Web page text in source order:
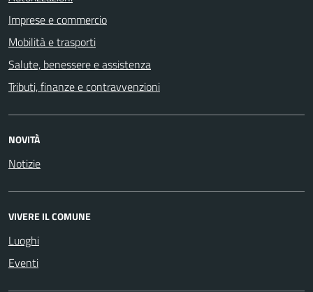
Imprese e commercio
Mobilità e trasporti
Salute, benessere e assistenza
Tributi, finanze e contravvenzioni
NOVITÀ
Notizie
VIVERE IL COMUNE
Luoghi
Eventi